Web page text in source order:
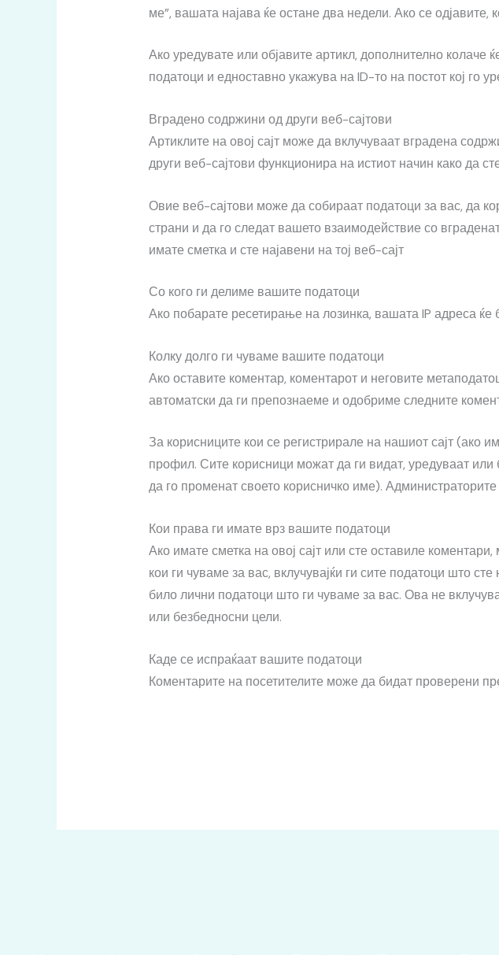
ме”, вашата најава ќе остане два недели. Ако се одјавите,
Ако уредувате или објавите артикл, дополнително
податоци и едноставно укажува на ID-то на постот кој го
Вградено содржини од други веб-сајтови
Артиклите на овој сајт може да вклучуваат вградена
други веб-сајтови функционира на истиот начин како да
Овие веб-сајтови може да собираат податоци за вас, да
страни и да го следат вашето взаимодействие со
имате сметка и сте најавени на тој веб-сајт
Со кого ги делиме вашите податоци
Ако побарате ресетирање на лозинка, вашата IP адреса
Колку долго ги чуваме вашите податоци
Ако оставите коментар, коментарот и неговите
автоматски да ги препознаеме и одобриме следните
За корисниците кои се регистрирале на нашиот сајт (ако
профил. Сите корисници можат да ги видат, уредуваат
да го променат своето корисничко име).
Кои права ги имате врз вашите податоци
Ако имате сметка на овој сајт или сте оставиле
кои ги чуваме за вас, вклучувајќи ги сите податоци што
било лични податоци што ги чуваме за вас. Ова не
или безбедносни цели.
Каде се испраќаат вашите податоци
Коментарите на посетителите може да бидат проверени